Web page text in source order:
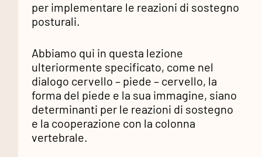
per implementare le reazioni di sostegno
posturali.
Abbiamo qui in questa lezione
ulteriormente specificato, come nel
dialogo cervello – piede – cervello, la
forma del piede e la sua immagine, siano
determinanti per le reazioni di sostegno
e la cooperazione con la colonna
vertebrale.